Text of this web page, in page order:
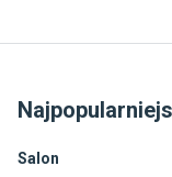
Salon